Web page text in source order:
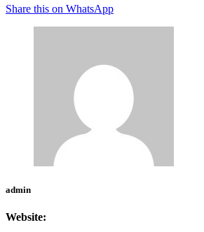
Share this on WhatsApp
admin
Website: